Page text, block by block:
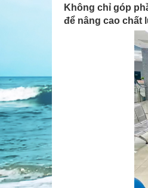
Không chỉ góp
để nâng cao chất